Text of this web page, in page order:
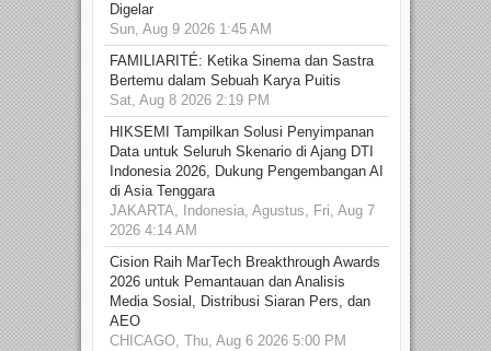
Digelar
Sun, Aug 9 2026 1:45 AM
FAMILIARITÉ: Ketika Sinema dan Sastra
Bertemu dalam Sebuah Karya Puitis
Sat, Aug 8 2026 2:19 PM
HIKSEMI Tampilkan Solusi Penyimpanan
Data untuk Seluruh Skenario di Ajang DTI
Indonesia 2026, Dukung Pengembangan AI
di Asia Tenggara
JAKARTA, Indonesia, Agustus, Fri, Aug 7
2026 4:14 AM
Cision Raih MarTech Breakthrough Awards
2026 untuk Pemantauan dan Analisis
Media Sosial, Distribusi Siaran Pers, dan
AEO
CHICAGO, Thu, Aug 6 2026 5:00 PM